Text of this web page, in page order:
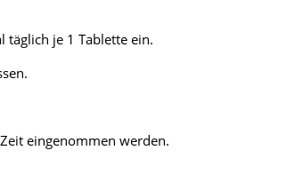
täglich je 1 Tablette ein.
eingenommen werden.